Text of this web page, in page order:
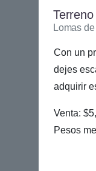
Lomas
Con un
dejes
adquirir
Venta:
Pesos